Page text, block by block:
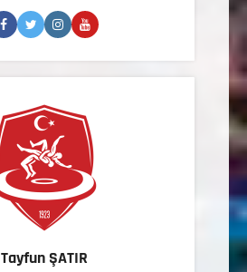
Tayfun ŞATIR